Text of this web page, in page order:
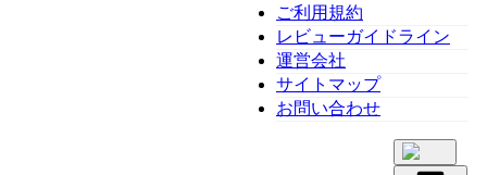
ご利用規約
レビューガイドライン
運営会社
サイトマップ
お問い合わせ